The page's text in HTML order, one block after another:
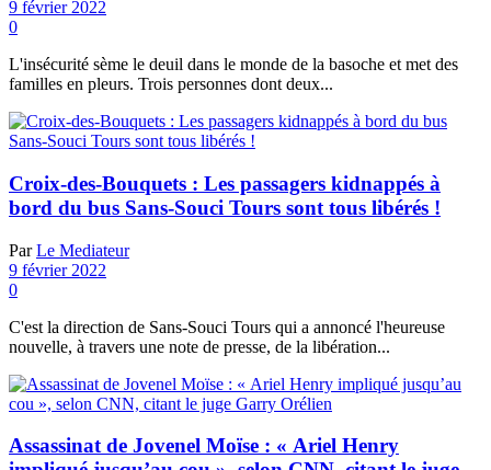
9 février 2022
0
L'insécurité sème le deuil dans le monde de la basoche et met des
familles en pleurs. Trois personnes dont deux...
Croix-des-Bouquets : Les passagers kidnappés à
bord du bus Sans-Souci Tours sont tous libérés !
Par Le Mediateur
9 février 2022
0
C'est la direction de Sans-Souci Tours qui a annoncé l'heureuse
nouvelle, à travers une note de presse, de la libération...
Assassinat de Jovenel Moïse : « Ariel Henry